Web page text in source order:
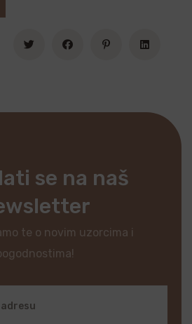
se na naš
te o novim uzorcima i